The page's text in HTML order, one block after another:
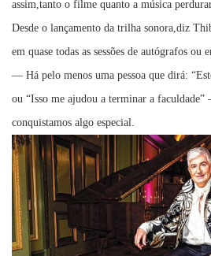
assim,tanto o filme quanto a música
Desde o lançamento da trilha sonora,diz
em quase todas as sessões de autógrafos ou
— Há pelo menos uma pessoa que dirá:
ou “Isso me ajudou a terminar a
conquistamos algo especial.